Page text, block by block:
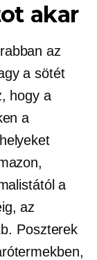
akar
az
a sötét
hogy a
a
a
az
Poszterek